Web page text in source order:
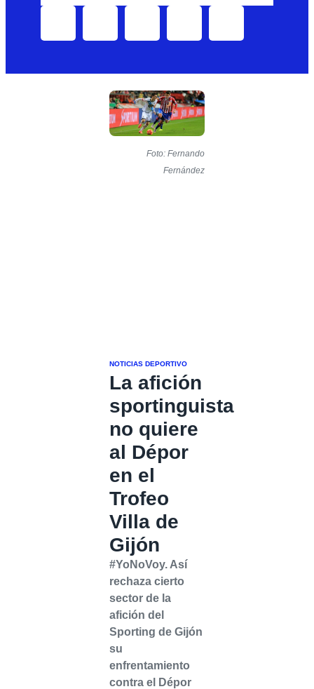
Foto: Fernando
Fernández
NOTICIAS DEPORTIVO
La afición
sportinguista
no quiere
al Dépor
en el
Trofeo
Villa de
Gijón
#YoNoVoy. Así
rechaza cierto
sector de la
afición del
Sporting de Gijón
su
enfrentamiento
contra el Dépor